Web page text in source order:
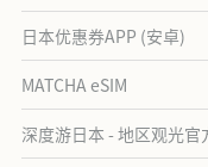
日本优惠券APP (安卓)
MATCHA eSIM
深度游日本 - 地区观光官